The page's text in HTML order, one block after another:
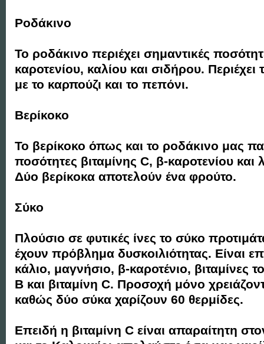
Ροδάκινο
Το ροδάκινο περιέχει σημαντικές
καροτενίου, καλίου και σιδήρου. Περιέχει
με το καρπούζι και το πεπόνι.
Βερίκοκο
Το βερίκοκο όπως και το ροδάκινο μας
ποσότητες βιταμίνης C, β-καροτενίου και
Δύο βερίκοκα αποτελούν ένα φρούτο.
Σύκο
Πλούσιο σε φυτικές ίνες το σύκο
έχουν πρόβλημα δυσκοιλιότητας. Είναι
κάλιο, μαγνήσιο, β-καροτένιο, βιταμίνες
Β και βιταμίνη C. Προσοχή μόνο
καθώς δύο σύκα χαρίζουν 60 θερμίδες.
Επειδή η βιταμίνη C είναι απαραίτητη